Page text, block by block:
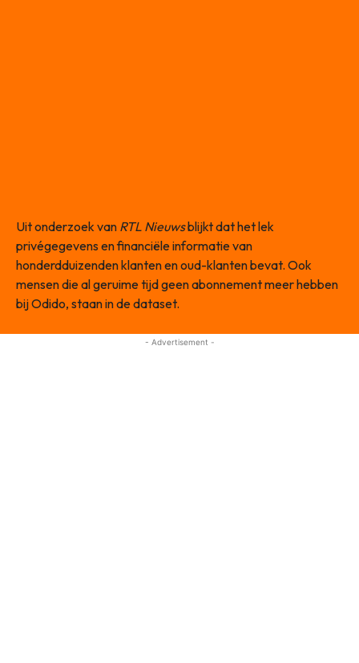
Uit onderzoek van RTL Nieuwsblijkt dat het lek
privégegevens en financiële informatie van
honderdduizenden klanten en oud-klanten bevat. Ook
mensen die al geruime tijd geen abonnement meer hebben
bij Odido, staan in de dataset.
- Advertisement -